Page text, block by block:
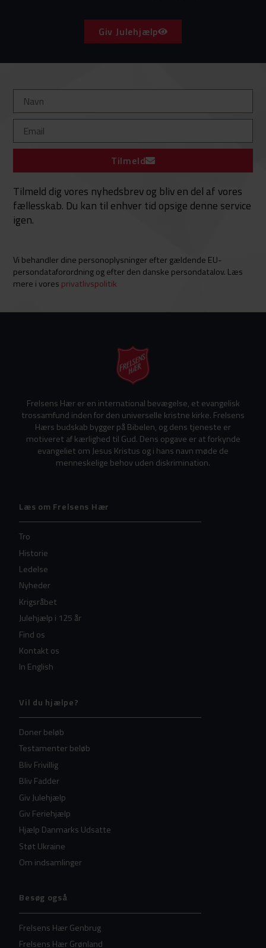
Giv Julehjælp
Tilmeld
Tilmeld dig vores nyhedsbrev og bliv en del af vores
fællesskab. Du kan til enhver tid opsige denne service
igen.
Vi behandler dine personoplysninger efter gældende EU-
persondataforordning og efter den danske persondatalov. Læs
mere i vores privatlivspolitik
Frelsens Hær er en international bevægelse, et evangelisk
trossamfund inden for den universelle kristne kirke. Frelsens
Hærs budskab bygger på Bibelen, og dens tjeneste er
motiveret af kærlighed til Gud. Dens opgave er at forkynde
evangeliet om Jesus Kristus og i hans navn møde de
menneskelige behov uden diskrimination.
Læs om Frelsens Hær
Tro
Historie
Ledelse
Nyheder
Krigsråbet
Julehjælp i 125 år
Find os
Kontakt os
In English
Vil du hjælpe?
Doner beløb
Testamenter beløb
Bliv Frivillig
Bliv Fadder
Giv Julehjælp
Giv Feriehjælp
Hjælp Danmarks Udsatte
Støt Ukraine
Om indsamlinger
Besøg også
Frelsens Hær Genbrug
Frelsens Hær Grønland